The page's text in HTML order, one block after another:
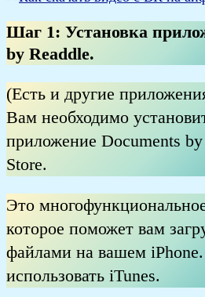
Шаг 1: Установка
by Readdle.
(Есть и другие
Вам необходимо
приложение Documents
Store.
Это
которое поможет вам
файлами на вашем
использовать iTunes.